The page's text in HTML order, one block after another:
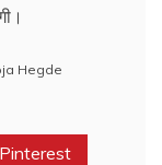
Hegde
Pinterest